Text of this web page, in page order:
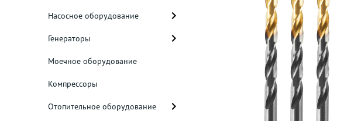
Насосное оборудование
Генераторы
Моечное оборудование
Компрессоры
Отопительное оборудование